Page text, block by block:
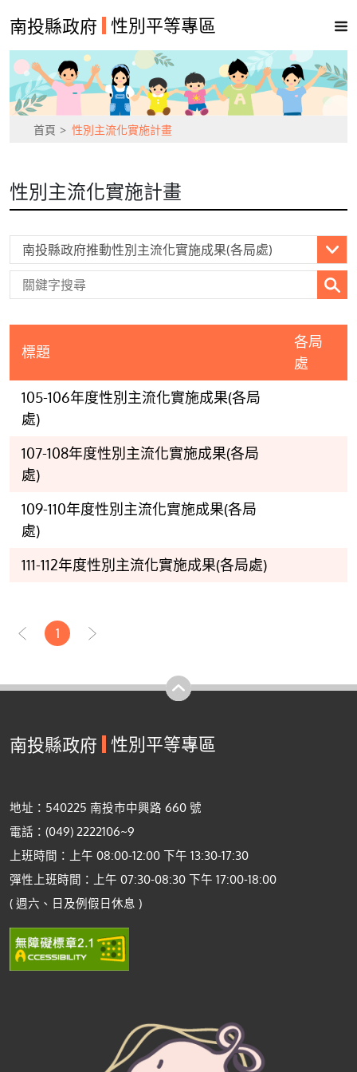
南投縣政府 性別平等專區
首頁 性別主流化實施計畫
性別主流化實施計畫
標題
各局
處
105-106年度性別主流化實施成果(各局
處)
107-108年度性別主流化實施成果(各局
處)
109-110年度性別主流化實施成果(各局
處)
111-112年度性別主流化實施成果(各局處)
1
南投縣政府 性別平等專區
地址：540225 南投市中興路 660 號
電話：(049) 2222106~9
上班時間：上午 08:00-12:00 下午 13:30-17:30
彈性上班時間：上午 07:30-08:30 下午 17:00-18:00
( 週六、日及例假日休息 )